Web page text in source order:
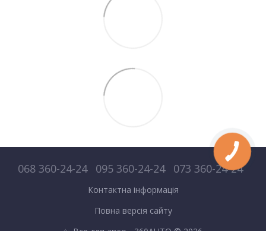
068 360-24-24 095 360-24-24 073 360-24-24
Контактна інформація
Повна версія сайту